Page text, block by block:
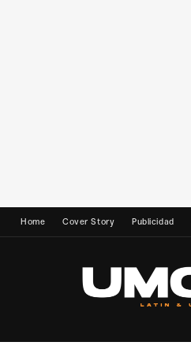
Home Cover Story Publicidad